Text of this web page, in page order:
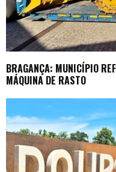
BRAGANÇA: MUNICÍPIO
MÁQUINA DE RASTO